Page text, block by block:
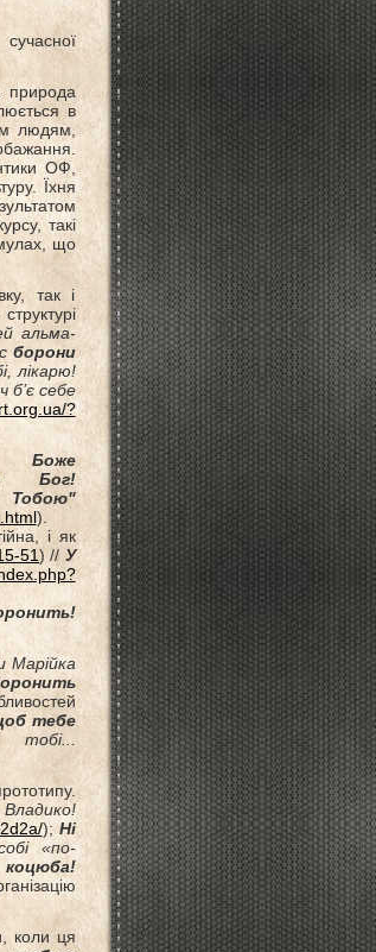
природа
в
людям,
ОФ,
Їхня
такі
що
так і
альма-
борони
лікарю!
б’є себе
?
Боже
Бог!
).
і як
51) // У
Марійка
тебе
);Ні
«по-
коли ця